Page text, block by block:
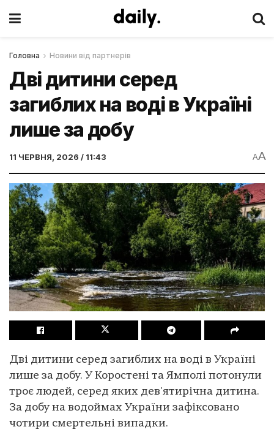
Головна Новини від партнерів
Дві дитини серед
загиблих на воді в Україні
лише за добу
11 ЧЕРВНЯ, 2026 / 11:43 AA
Дві дитини серед загиблих на воді в Україні
лише за добу. У Коростені та Ямполі потонули
троє людей, серед яких дев'ятирічна дитина.
За добу на водоймах України зафіксовано
чотири смертельні випадки.